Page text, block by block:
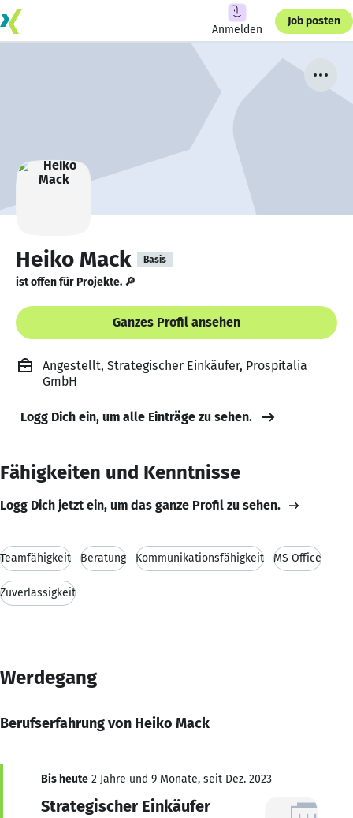
Anmelden
Job posten
Heiko Mack Basis
ist offen für Projekte. 🔎
Ganzes Profil ansehen
Angestellt, Strategischer Einkäufer, Prospitalia
GmbH
Logg Dich ein, um alle Einträge zu sehen.
Fähigkeiten und Kenntnisse
Logg Dich jetzt ein, um das ganze Profil zu sehen.
Teamfähigkeit Beratung Kommunikationsfähigkeit MS Office
Zuverlässigkeit
Werdegang
Berufserfahrung von Heiko Mack
Bis heute 2 Jahre und 9 Monate, seit Dez. 2023
Strategischer Einkäufer